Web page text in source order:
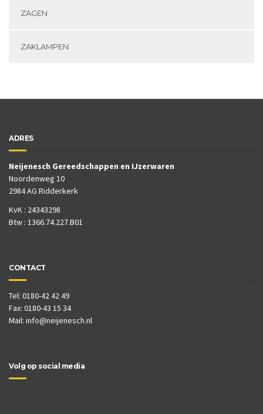
ZAGEN
ZAKLAMPEN
ADRES
Neijenesch Gereedschappen en IJzerwaren
Noordenweg 10
2984 AG Ridderkerk
KvK : 24343298
Btw : 1366.74.227.B01
CONTACT
Tel: 0180-42 42 49
Fax: 0180-43 15 34
Mail: info@neijenesch.nl
Volg op social media